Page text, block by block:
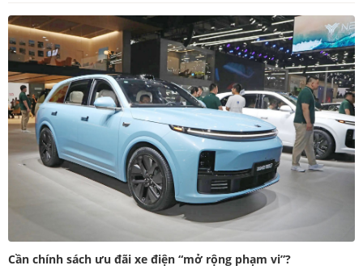
Cần chính sách ưu đãi xe điện “mở rộng phạm vi”?